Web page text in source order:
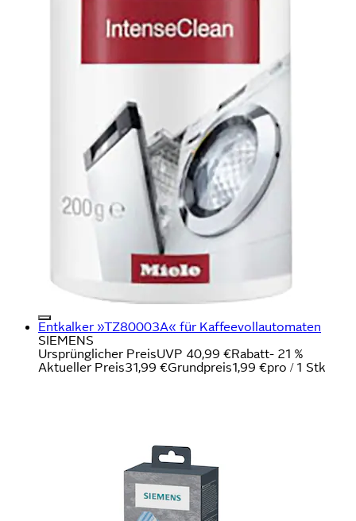
Entkalker »TZ80003A« für Kaffeevollautomaten
SIEMENS
Ursprünglicher PreisUVP 40,99 €Rabatt- 21 %
Aktueller Preis31,99 €Grundpreis1,99 €pro / 1 Stk